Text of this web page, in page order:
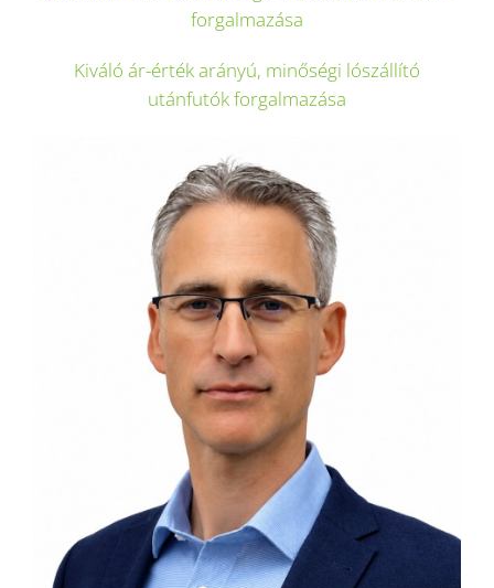
forgalmazása
Kiváló ár-érték arányú, minőségi lószállító
utánfutók forgalmazása